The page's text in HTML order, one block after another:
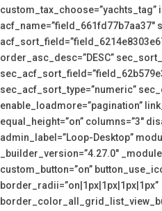
acf_name=”field_661fd77b7aa37″
order_asc_desc=”DESC”
sec_acf_sort_type=”numeric”
enable_loadmore=”pagination”
equal_height=”on” columns=”3″
admin_label=”Loop-Desktop”
_builder_version=”4.27.0″
custom_button=”on”
border_radii=”on|1px|1px|1px|1px”